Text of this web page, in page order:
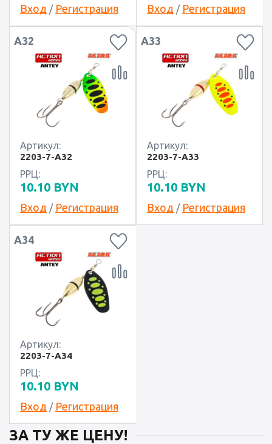
Вход / Регистрация Вход / Регистрация
A32
Артикул:
2203-7-A32
РРЦ:
10.10 BYN
Вход / Регистрация
A33
Артикул:
2203-7-A33
РРЦ:
10.10 BYN
Вход / Регистрация
A34
Артикул:
2203-7-A34
РРЦ:
10.10 BYN
Вход / Регистрация
ЗА ТУ ЖЕ ЦЕНУ!